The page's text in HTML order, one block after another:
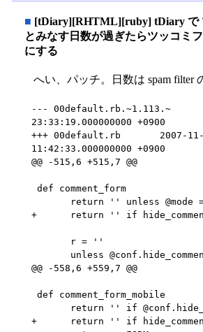
■ [tDiary][RHTML][ruby] tDiary で
とみなす日数が過ぎたらツッコミ
にする
へい、パッチ。日数は spam filter
--- 00default.rb.~1.113.~
23:33:19.000000000 +0900
+++ 00default.rb       2007-11-
11:42:33.000000000 +0900
@@ -515,6 +515,7 @@
+      return '' if
@@ -558,6 +559,7 @@
+      return '' if